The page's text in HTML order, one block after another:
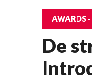
AWARDS
De